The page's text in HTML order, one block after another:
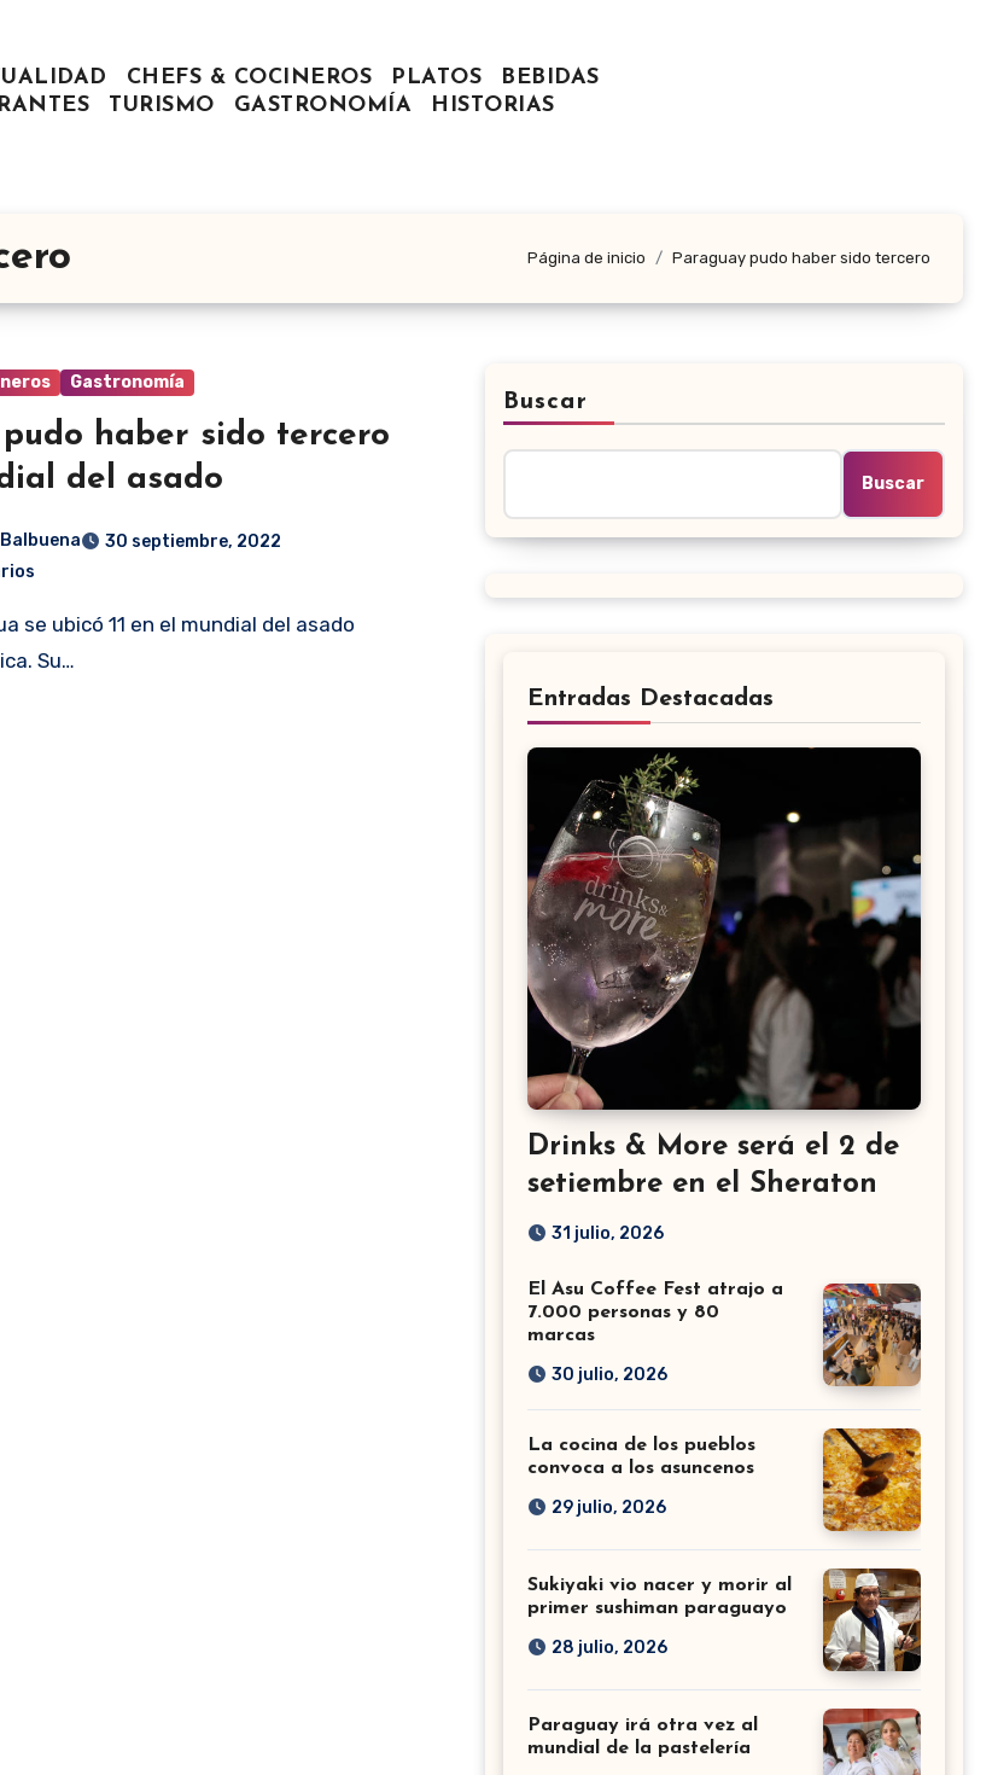
CHEFS & COCINEROS PLATOS
BEBIDAS
TURISMO GASTRONOMÍA HISTORIAS
Página de inicio Paraguay pudo haber sido tercero
Gastronomía
haber sido tercero
del asado
30 septiembre, 2022
Su…
Buscar
Buscar
Entradas Destacadas
Drinks & More será el 2 de
setiembre en el Sheraton
31 julio, 2026
El Asu Coffee Fest atrajo a
7.000 personas y 80
marcas
30 julio, 2026
La cocina de los pueblos
convoca a los asuncenos
29 julio, 2026
Sukiyaki vio nacer y morir al
primer sushiman paraguayo
28 julio, 2026
Paraguay irá otra vez al
mundial de la pastelería